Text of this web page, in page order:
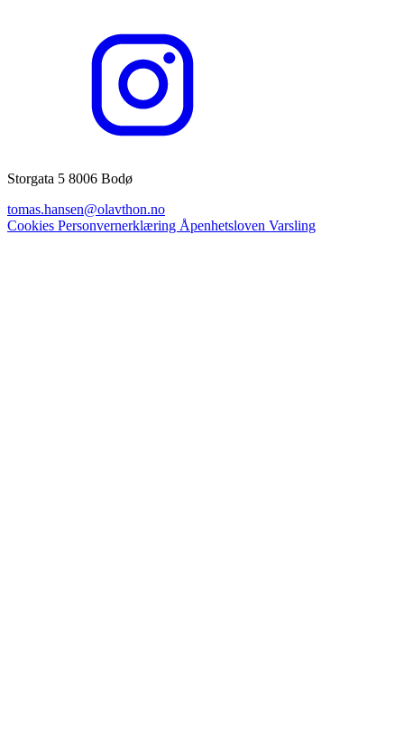
Storgata 5 8006 Bodø
tomas.hansen@olavthon.no
Cookies Personvernerklæring Åpenhetsloven Varsling